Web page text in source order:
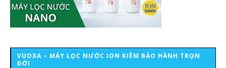
VUOXA – MÁY LỌC NƯỚC ION KIỀM BẢO HÀNH TRỌN
ĐỜI